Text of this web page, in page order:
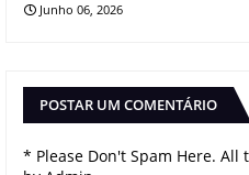
Junho 06, 2026
POSTAR UM COMENTÁRIO
* Please Don't Spam Here. All